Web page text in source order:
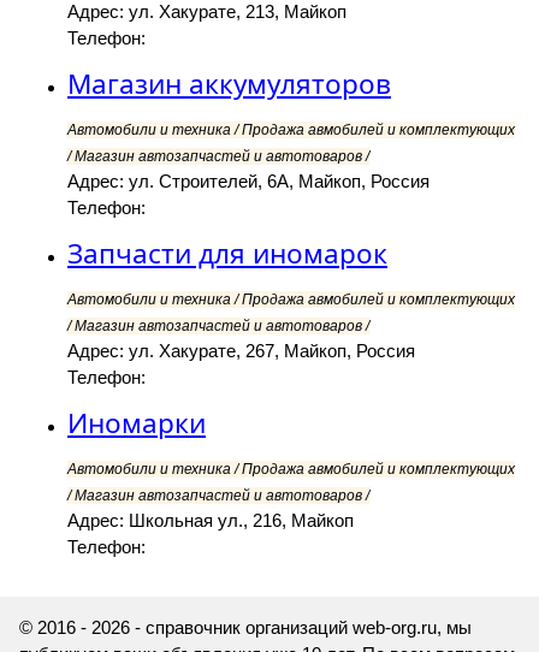
Адрес: ул. Хакурате, 213, Майкоп
Телефон:
Магазин аккумуляторов
Автомобили и техника / Продажа авмобилей и комплектующих
/ Магазин автозапчастей и автотоваров /
Адрес: ул. Строителей, 6А, Майкоп, Россия
Телефон:
Запчасти для иномарок
Автомобили и техника / Продажа авмобилей и комплектующих
/ Магазин автозапчастей и автотоваров /
Адрес: ул. Хакурате, 267, Майкоп, Россия
Телефон:
Иномарки
Автомобили и техника / Продажа авмобилей и комплектующих
/ Магазин автозапчастей и автотоваров /
Адрес: Школьная ул., 216, Майкоп
Телефон:
© 2016 - 2026 - справочник организаций web-org.ru, мы